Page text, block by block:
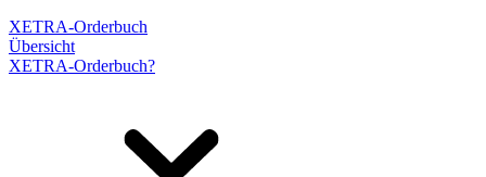
XETRA-Orderbuch
Übersicht
XETRA-Orderbuch?